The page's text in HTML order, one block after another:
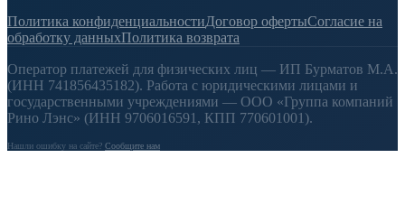
Политика конфиденциальностиДоговор офертыСогласие на
обработку данныхПолитика возврата
Оператор платежей для физических лиц — ИП Бурматов М.А.
(ИНН 741856435182). Работа с юридическими лицами и
государственными учреждениями — ООО «Группа компаний
Рино Лэнс» (ИНН 9706016591, КПП 770601001).
Нашли ошибку на сайте? Сообщите нам